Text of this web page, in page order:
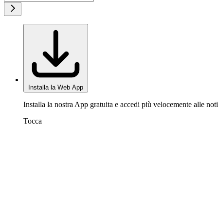
Installa la Web App
Installa la nostra App gratuita e accedi più velocemente alle
Tocca